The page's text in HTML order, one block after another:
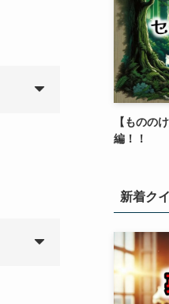
【ものの
編！！
新着ク